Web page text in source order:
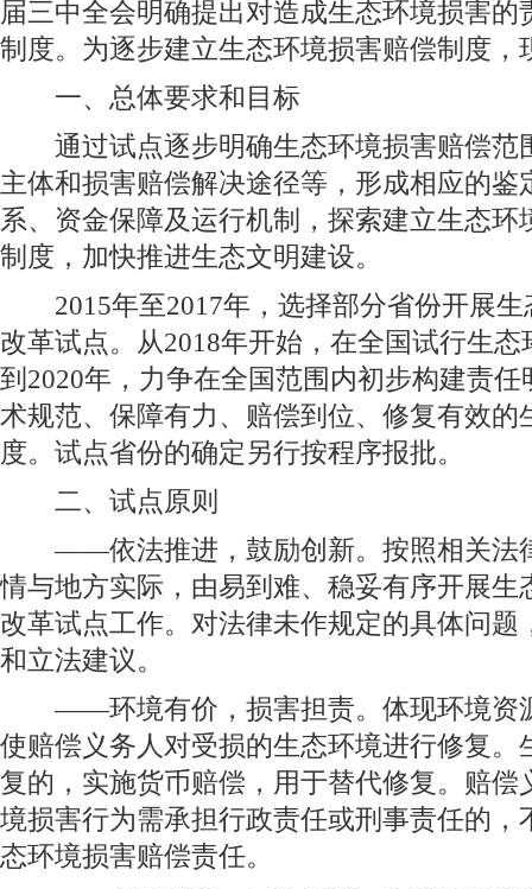
届三中全会明确提出对造成生态环境损害的
制度。为逐步建立生态环境损害赔偿制度，
一、总体要求和目标
通过试点逐步明确生态环境损害赔偿范
主体和损害赔偿解决途径等，形成相应的鉴
系、资金保障及运行机制，探索建立生态环
制度，加快推进生态文明建设。
2015年至2017年，选择部分省份开展生
改革试点。从2018年开始，在全国试行生
到2020年，力争在全国范围内初步构建责
术规范、保障有力、赔偿到位、修复有效的
度。试点省份的确定另行按程序报批。
二、试点原则
——依法推进，鼓励创新。按照相关法
情与地方实际，由易到难、稳妥有序开展生
改革试点工作。对法律未作规定的具体问题
和立法建议。
——环境有价，损害担责。体现环境资
使赔偿义务人对受损的生态环境进行修复。
复的，实施货币赔偿，用于替代修复。赔偿
境损害行为需承担行政责任或刑事责任的，
态环境损害赔偿责任。